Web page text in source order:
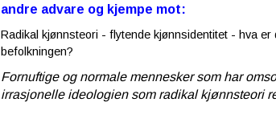
andre advare og kjempe mot:
Radikal kjønnsteori - flytende kjønnsidentitet - hva
befolkningen?
Fornuftige og normale mennesker som har
irrasjonelle ideologien som radikal kjønnsteori